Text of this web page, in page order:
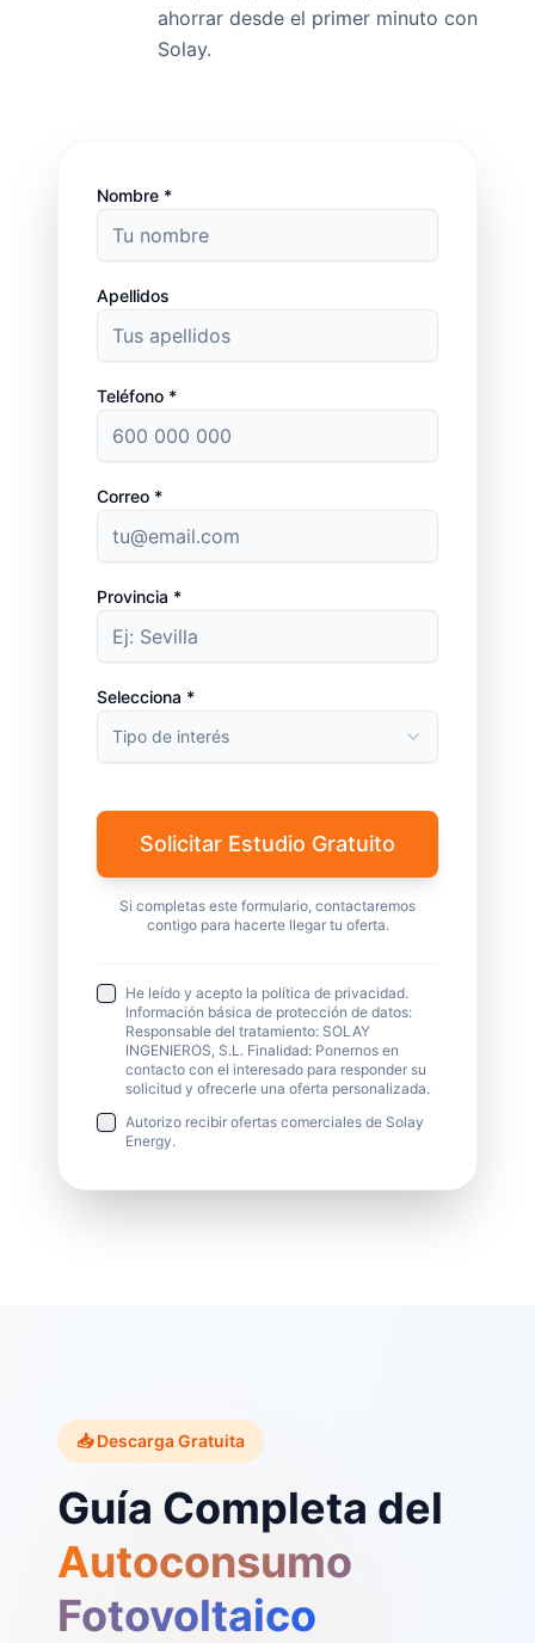
ahorrar desde el primer minuto con
Solay.
Nombre *
Apellidos
Teléfono *
Correo *
Provincia *
Selecciona *
Tipo de interés
Solicitar Estudio Gratuito
Si completas este formulario, contactaremos
contigo para hacerte llegar tu oferta.
He leído y acepto la política de privacidad.
Información básica de protección de datos:
Responsable del tratamiento: SOLAY
INGENIEROS, S.L. Finalidad: Ponernos en
contacto con el interesado para responder su
solicitud y ofrecerle una oferta personalizada.
Autorizo recibir ofertas comerciales de Solay
Energy.
📥 Descarga Gratuita
Guía Completa del
Autoconsumo
Fotovoltaico